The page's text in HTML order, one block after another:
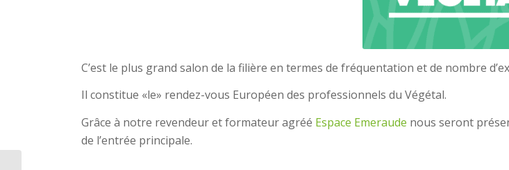
C’est le plus grand salon de la filière en termes de fréquentation et de nombre
Il constitue «le» rendez-vous Européen des professionnels du Végétal.
Grâce à notre revendeur et formateur agréé Espace Emeraude nous seront
de l’entrée principale.